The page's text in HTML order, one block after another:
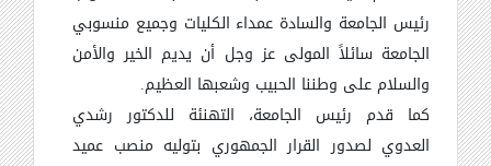
رئيس الجامعة والسادة عمداء الكليات وجميع منسوبي
الجامعة سائلاً المولى عز وجل أن يديم الخير والأمن
والسلام على وطننا الحبيب وشعبها العظيم.
كما قدم رئيس الجامعة، التهنئة للدكتور رشدي
العدوي لصدور القرار الجمهوري بتوليه منصب عميد